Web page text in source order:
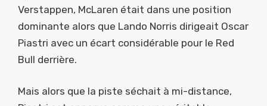
Verstappen, McLaren était dans une position
dominante alors que Lando Norris dirigeait Oscar
Piastri avec un écart considérable pour le Red
Bull derrière.
Mais alors que la piste séchait à mi-distance,